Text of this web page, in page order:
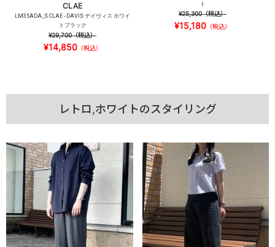
CLAE
LM35ADA_S CLAE - DAVIS デイヴィス ホワイ
トブラック
¥29,700（税込）
¥14,850（税込）
ト
¥25,300（税込）
¥15,180 （税込）
レトロ,ホワイトのスタイリング